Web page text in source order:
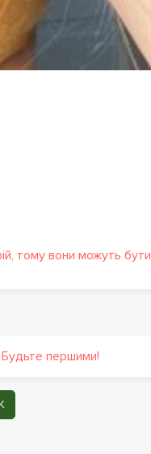
тому вони можуть бути
Будьте першими!